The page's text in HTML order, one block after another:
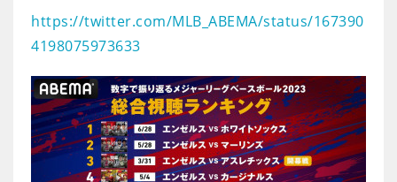
https://twitter.com/MLB_ABEMA/status/167390
4198075973633